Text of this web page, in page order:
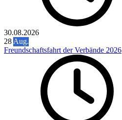
30.08.2026
28 Aug.
Freundschaftsfahrt der Verbände 2026